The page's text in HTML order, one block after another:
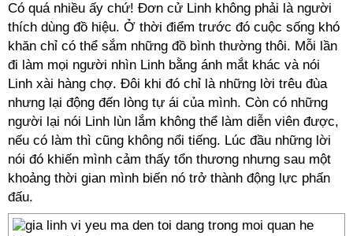
Có quá nhiều ấy chứ! Đơn cử Linh không phải là người
thích dùng đồ hiệu. Ở thời điểm trước đó cuộc sống khó
khăn chỉ có thể sắm những đồ bình thường thôi. Mỗi lần
đi làm mọi người nhìn Linh bằng ánh mắt khác và nói
Linh xài hàng chợ. Đôi khi đó chỉ là những lời trêu đùa
nhưng lại động đến lòng tự ái của mình. Còn có những
người lại nói Linh lùn lắm không thể làm diễn viên được,
nếu có làm thì cũng không nổi tiếng. Lúc đầu những lời
nói đó khiến mình cảm thấy tổn thương nhưng sau một
khoảng thời gian mình biến nó trở thành động lực phấn
đấu.